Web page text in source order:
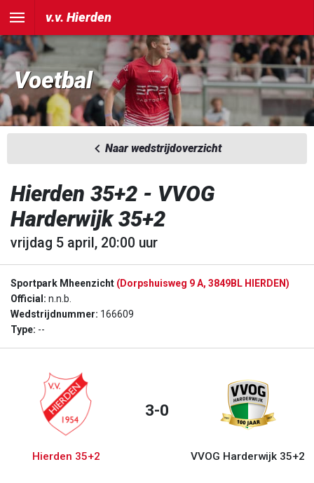
v.v. Hierden
Voetbal
Naar wedstrijdoverzicht
Hierden 35+2 - VVOG
Harderwijk 35+2
vrijdag 5 april, 20:00 uur
Sportpark Mheenzicht (Dorpshuisweg 9 A, 3849BL HIERDEN)
Official: n.n.b.
Wedstrijdnummer: 166609
Type: --
Hierden 35+2
3-0
VVOG Harderwijk 35+2